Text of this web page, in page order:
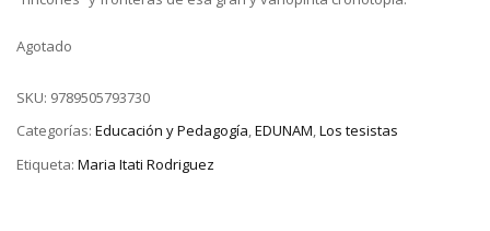
Agotado
SKU: 9789505793730
Categorías: Educación y Pedagogía,EDUNAM,Los tesistas
Etiqueta: Maria Itati Rodriguez